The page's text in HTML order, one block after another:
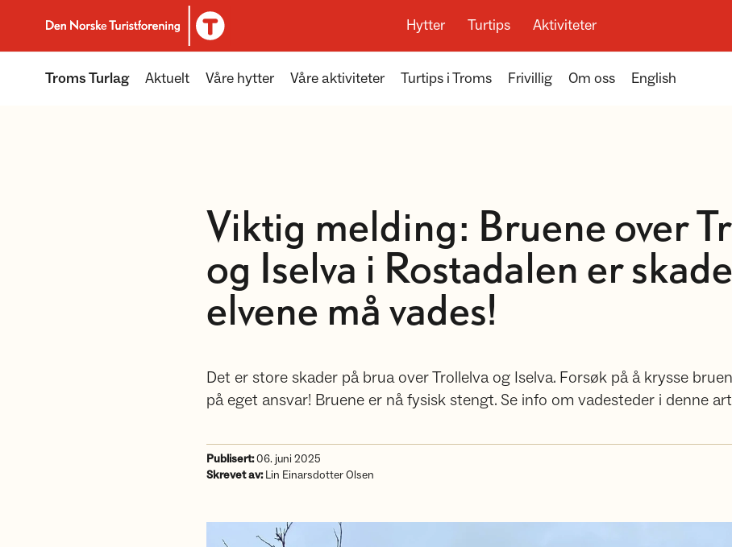
Til DNT.no forside
Hytter Turtips Aktiviteter
Troms Turlag Aktuelt Våre hytter Våre aktiviteter Turtips i Troms Frivillig Om oss English
Viktig melding: Bruene over
og Iselva i Rostadalen er
elvene må vades!
Det er store skader på brua over Trollelva og Iselva. Forsøk på å krysse
på eget ansvar! Bruene er nå fysisk stengt. Se info om vadesteder i denne
Publisert:06. juni 2025
Skrevet av:Lin Einarsdotter Olsen